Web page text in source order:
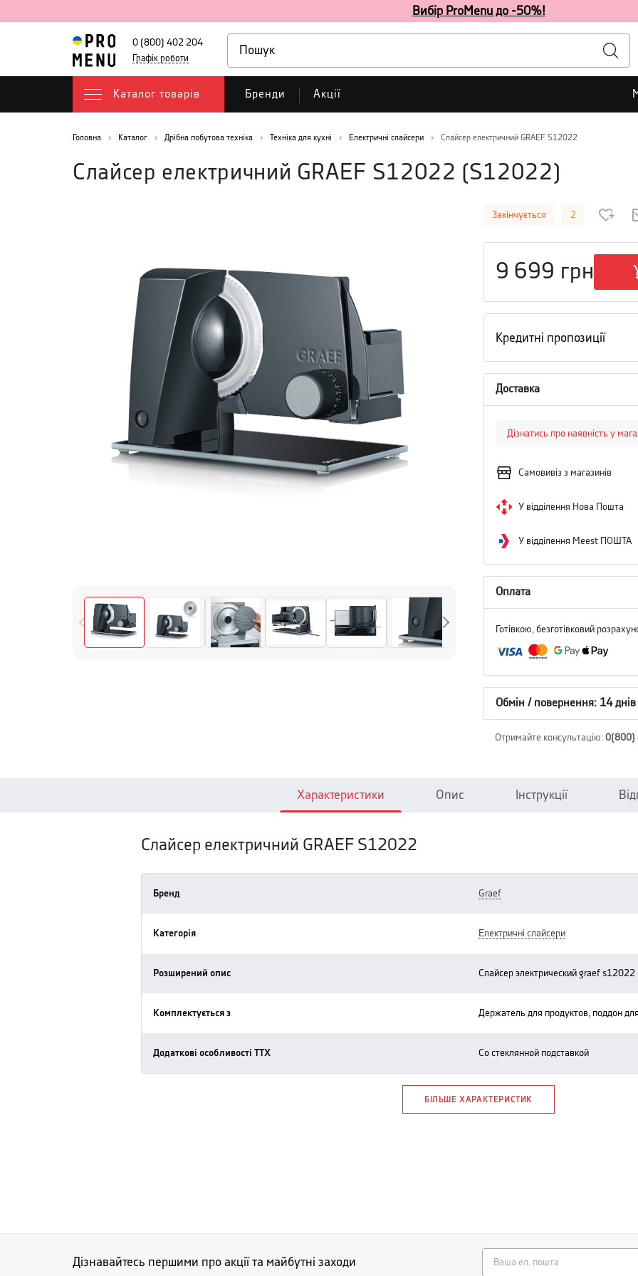
Вибір ProMenu до -50%!
0 (800) 402 204
Графік роботи
Каталог товарів Бренди Акції
Головна Каталог Дрібна побутова техніка Техніка для кухні Електричні слайсери Слайсер електричний GRAEF S12022
Слайсер електричний GRAEF S12022 (S12022 )
Закінчується 2
9 699 грн
Кредитні пропозиції
Доставка
Дізнатись про наявність у
Самовивіз з магазинів
У відділення Нова Пошта
У відділення Meest ПОШТА
Оплата
Готівкою, безготівковий
Обмін / повернення: 14 днів
Отримайте консультацію: 0(800)
Характеристики Опис Інструкції
Слайсер електричний GRAEF S12022
Бренд graef
Категорія електричні слайсери
Розширений опис слайсер электрический graef s12022
Комплектується з держатель для продуктов, поддон
Додаткові особливості ТТХ со стеклянной подставкой
БІЛЬШЕ ХАРАКТЕРИСТИК
Дізнавайтесь першими про акції та майбутні заходи